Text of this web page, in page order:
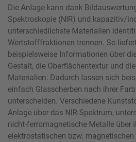
Die Anlage kann dank
Spektroskopie (NIR) und kapazitiv/
unterschiedlichste Materialien
Wertstofffraktionen trennen. So
beispielsweise Informationen über
Gestalt, die Oberflächentextur und
Materialien. Dadurch lassen sich
einfach Glasscherben nach ihrer
unterscheiden. Verschiedene
Anlage über das NIR-Spektrum,
nicht-ferromagnetische Metalle über
elektrostatischen bzw.